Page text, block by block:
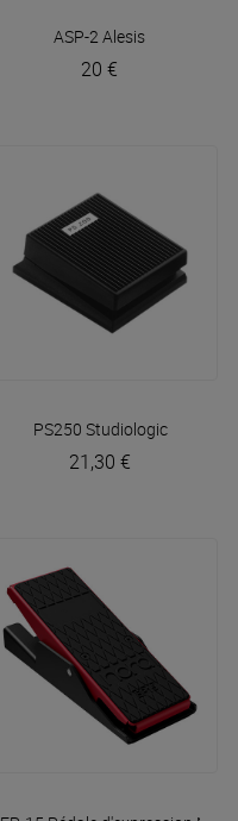
ASP-2 Alesis
20 €
PS250 Studiologic
21,30 €